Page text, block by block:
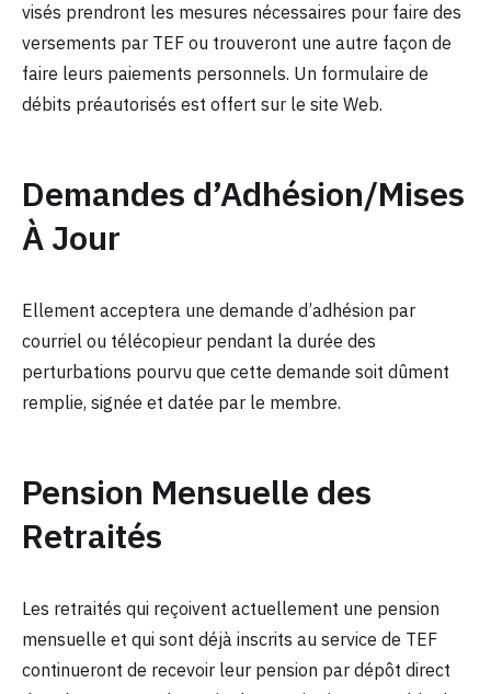
visés prendront les mesures nécessaires pour faire des
versements par TEF ou trouveront une autre façon de
faire leurs paiements personnels. Un formulaire de
débits préautorisés est offert sur le site Web.
Demandes d’Adhésion/Mises
À Jour
Ellement acceptera une demande d’adhésion par
courriel ou télécopieur pendant la durée des
perturbations pourvu que cette demande soit dûment
remplie, signée et datée par le membre.
Pension Mensuelle des
Retraités
Les retraités qui reçoivent actuellement une pension
mensuelle et qui sont déjà inscrits au service de TEF
continueront de recevoir leur pension par dépôt direct